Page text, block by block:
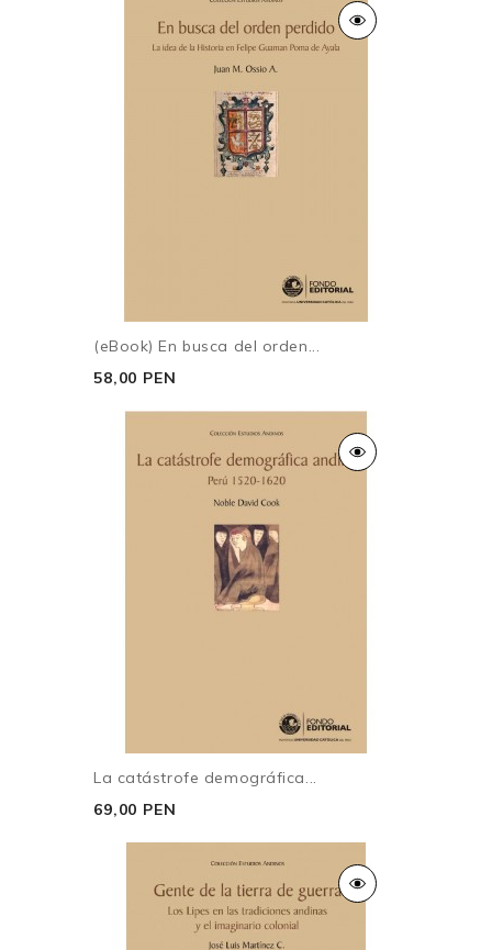
(eBook) En busca del orden...
58,00 PEN
La catástrofe demográfica...
69,00 PEN